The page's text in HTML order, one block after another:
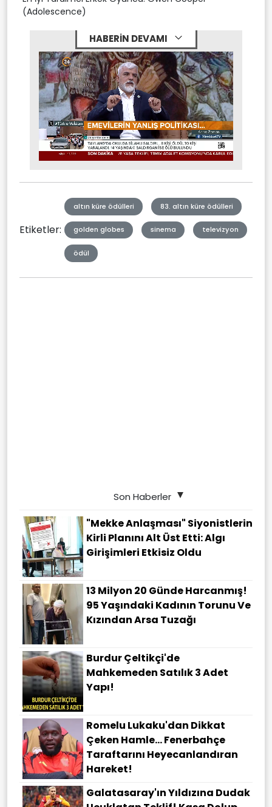
(Adolescence)
HABERİN DEVAMI
Mute Stream
Etiketler:
altın küre ödülleri 83. altın küre ödülleri
golden globes sinema televizyon
ödül
Son Haberler
"Mekke Anlaşması" Siyonistlerin
Kirli Planını Alt Üst Etti: Algı
Girişimleri Etkisiz Oldu
13 Milyon 20 Günde Harcanmış!
95 Yaşındaki Kadının Torunu Ve
Kızından Arsa Tuzağı
Burdur Çeltikçi'de
Mahkemeden Satılık 3 Adet
Yapı!
Romelu Lukaku'dan Dikkat
Çeken Hamle... Fenerbahçe
Taraftarını Heyecanlandıran
Hareket!
Galatasaray'ın Yıldızına Dudak